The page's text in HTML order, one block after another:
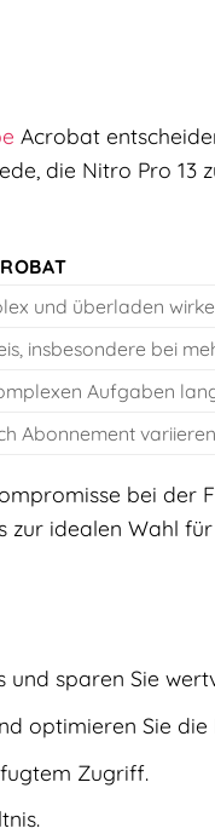
Acrobat
die Nitro Pro 13
und überladen
insbesondere bei
Aufgaben
Abonnement variieren
bei der
idealen Wahl
sparen Sie
optimieren Sie
Zugriff.